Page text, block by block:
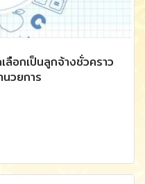
อกเป็นลูกจ้างชั่วคราว
วยการ